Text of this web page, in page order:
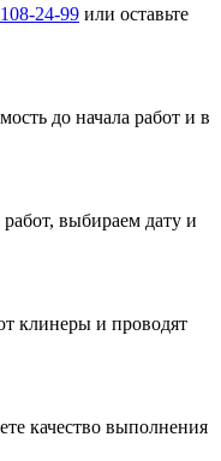
24-99 или оставьте
до начала работ и в
выбираем дату и
клинеры и проводят
качество выполнения